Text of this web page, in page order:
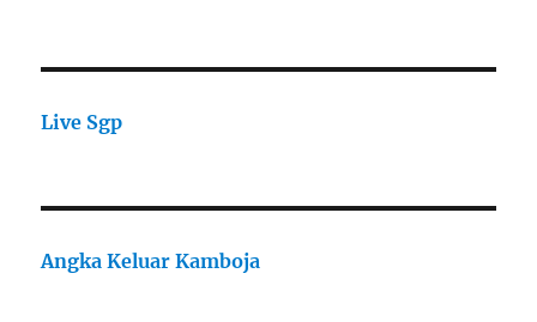
Live Sgp
Angka Keluar Kamboja